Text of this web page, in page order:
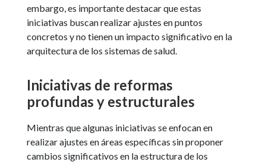
embargo, es importante destacar que estas
iniciativas buscan realizar ajustes en puntos
concretos y no tienen un impacto significativo en la
arquitectura de los sistemas de salud.
Iniciativas de reformas
profundas y estructurales
Mientras que algunas iniciativas se enfocan en
realizar ajustes en áreas específicas sin proponer
cambios significativos en la estructura de los